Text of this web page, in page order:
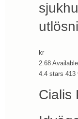
kr
2.68 Available
4.4 stars 413
Cialis